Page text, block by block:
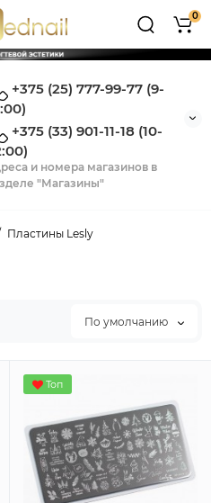
+375 (25) 777-99-77 (9-
+375 (33) 901-11-18 (10-
и номера магазинов в
"Магазины"
0
Пластины Lesly
По умолчанию
Топ